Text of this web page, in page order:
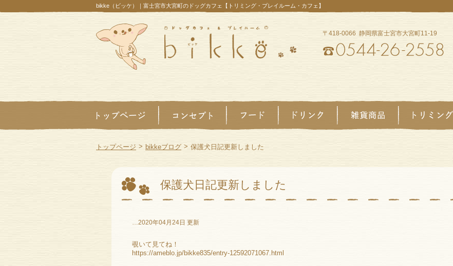
bikke（ビッケ）｜富士宮市大宮町のドッグカフェ【トリミング・プレイルーム・カフェ】
〒418-0066 静岡県富士宮市大宮町11-19
トップページ > bikkeブログ > 保護犬日記更新しました
保護犬日記更新しました
…2020年04月24日 更新
覗いて見てね！
https://ameblo.jp/bikke835/entry-12592071067.html